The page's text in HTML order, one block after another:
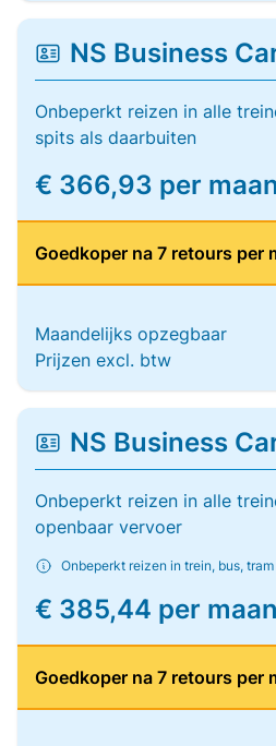
NS Business
Onbeperkt reizen in alle
spits als daarbuiten
€ 366,93 per
Goedkoper na 7 retours per
Maandelijks opzegbaar
Prijzen excl. btw
NS Business
Onbeperkt reizen in alle
openbaar vervoer
Onbeperkt reizen in trein, bus,
€ 385,44 per
Goedkoper na 7 retours per